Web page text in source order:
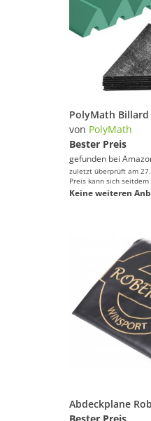
von PolyMath
Bester Preis
gefunden bei
zuletzt überprüft am
Preis kann sich
Keine weiteren